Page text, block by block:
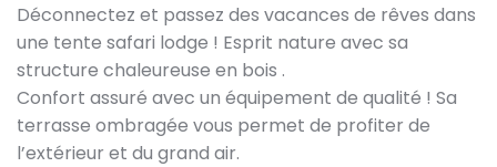
Déconnectez et passez des vacances de rêves dans
une tente safari lodge ! Esprit nature avec sa
structure chaleureuse en bois .
Confort assuré avec un équipement de qualité ! Sa
terrasse ombragée vous permet de profiter de
l’extérieur et du grand air.